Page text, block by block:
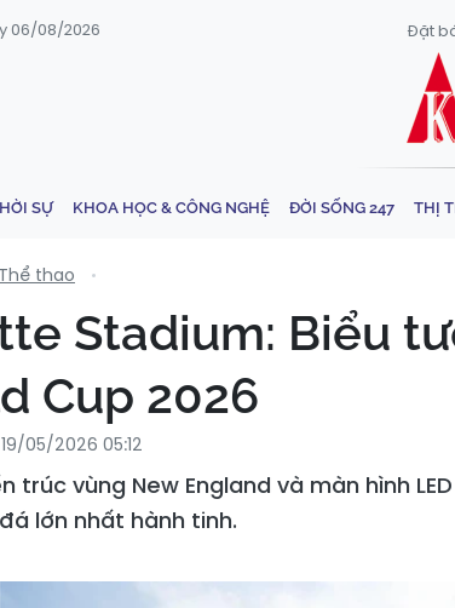
06/08/2026 Đặt
SỰ KHOA HỌC & CÔNG NGHỆ ĐỜI SỐNG 247 THỊ
thao
Stadium: Biểu
Cup 2026
19/05/2026 05:12
trúc vùng New England và màn hình
lớn nhất hành tinh.